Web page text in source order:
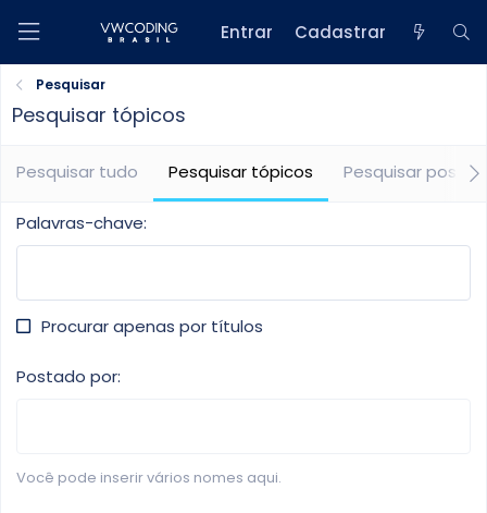
Entrar Cadastrar
Pesquisar
Pesquisar tópicos
Pesquisar tudo Pesquisar tópicos Pesquisar
Palavras-chave
Procurar apenas por títulos
Postado por
Você pode inserir vários nomes aqui.